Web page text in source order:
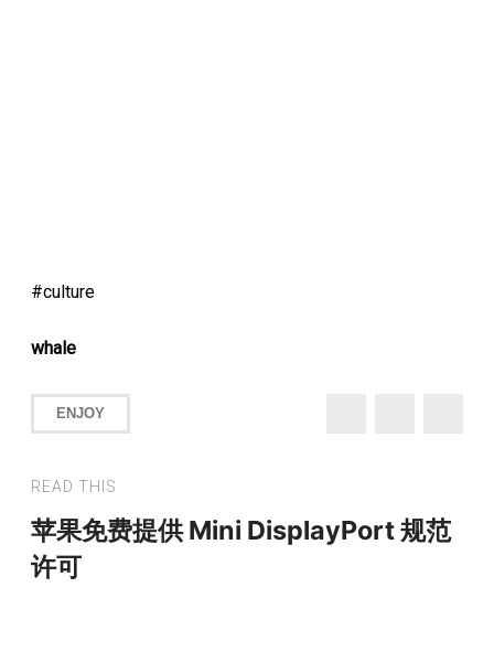
culture
whale
ENJOY
READ THIS
苹果免费提供 Mini DisplayPort 规范
许可